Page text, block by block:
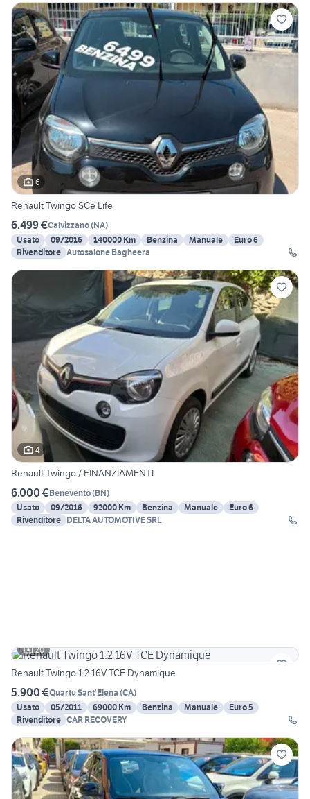
6
Renault Twingo SCe Life
6.499 €Calvizzano(NA)
Usato
09/2016 140000 Km Benzina Manuale
Euro 6
Rivenditore Autosalone Bagheera
4
Renault Twingo / FINANZIAMENTI
6.000 €Benevento(BN)
Usato
09/2016 92000 Km Benzina Manuale
Euro 6
Rivenditore DELTA AUTOMOTIVE SRL
20
Renault Twingo 1.2 16V TCE Dynamique
5.900 €Quartu Sant'Elena (CA)
Usato
05/2011 69000 Km Benzina Manuale
Euro 5
Rivenditore CAR RECOVERY